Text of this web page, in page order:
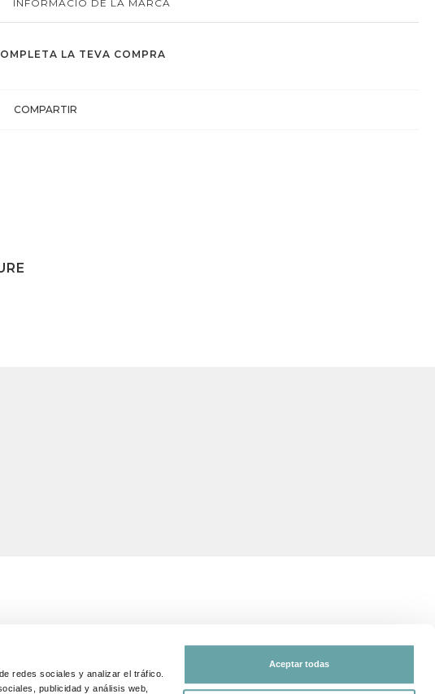
redes sociales y analizar el tráfico.
publicidad y análisis web,
Aceptar todas
INFORMACIÓ DE LA MARCA
LA TEVA COMPRA
COMPARTIR
i de protecció
Comparteix la teva